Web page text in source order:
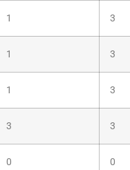
1 3
1 3
1 3
3 3
0 0